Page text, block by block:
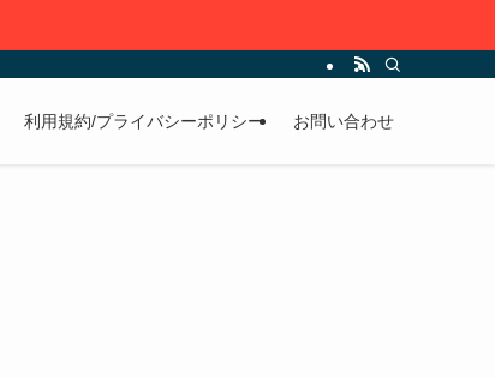
利用規約/プライバシーポリシー お問い合わせ